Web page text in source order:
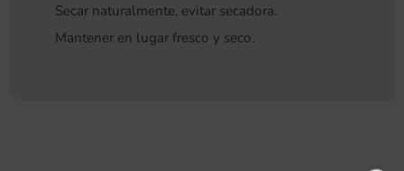
Secar naturalmente, evitar secadora.
Mantener en lugar fresco y seco.